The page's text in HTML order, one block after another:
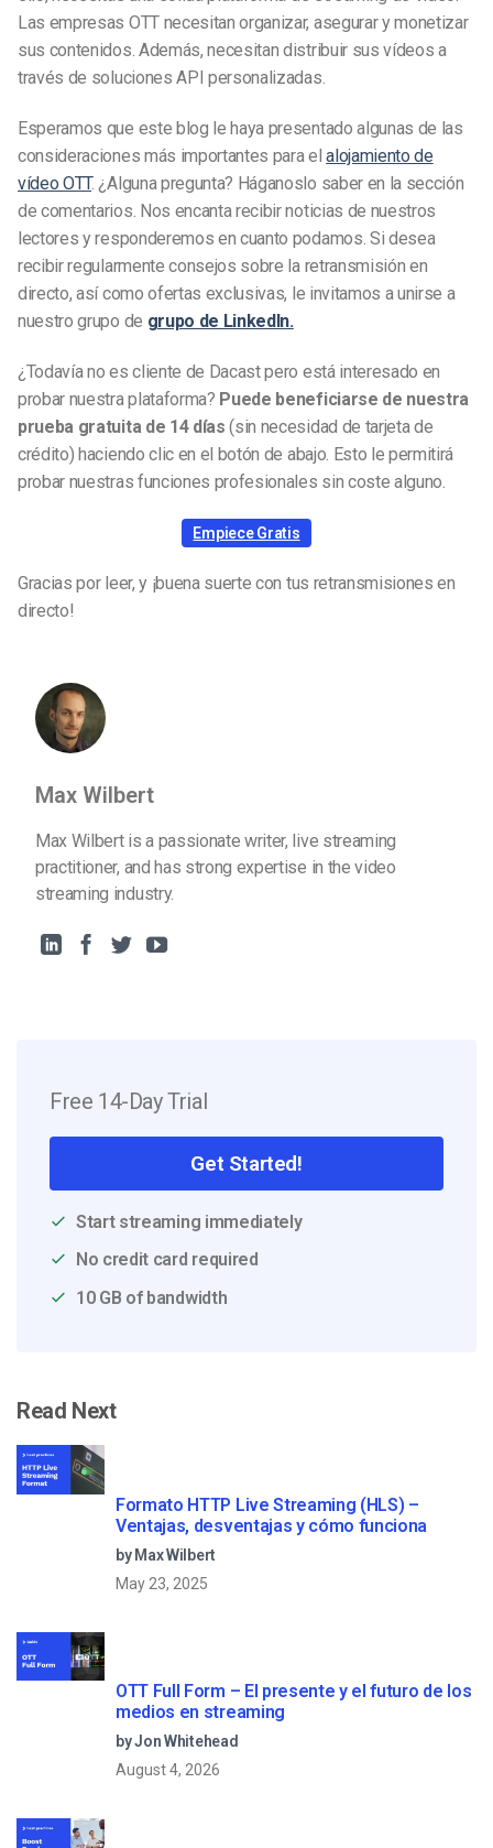
Las empresas OTT necesitan organizar, asegurar y monetizar
sus contenidos. Además, necesitan distribuir sus vídeos a
través de soluciones API personalizadas.
Esperamos que este blog le haya presentado algunas de las
consideraciones más importantes para elalojamiento de
vídeo OTT. ¿Alguna pregunta? Háganoslo saber en la sección
de comentarios. Nos encanta recibir noticias de nuestros
lectores y responderemos en cuanto podamos. Si desea
recibir regularmente consejos sobre la retransmisión en
directo, así como ofertas exclusivas, le invitamos a unirse a
nuestro grupo de grupo de LinkedIn.
¿Todavía no es cliente de Dacast pero está interesado en
probar nuestra plataforma? Puede beneficiarse de nuestra
prueba gratuita de 14 días (sin necesidad de tarjeta de
crédito) haciendo clic en el botón de abajo. Esto le permitirá
probar nuestras funciones profesionales sin coste alguno.
Empiece Gratis
Gracias por leer, y ¡buena suerte con tus retransmisiones en
directo!
Max Wilbert
Max Wilbert is a passionate writer, live streaming
practitioner, and has strong expertise in the video
streaming industry.
Free 14-Day Trial
Get Started!
Start streaming immediately
No credit card required
10 GB of bandwidth
Read Next
Formato HTTP Live Streaming (HLS) –
Ventajas, desventajas y cómo funciona
by Max Wilbert
May 23, 2025
OTT Full Form – El presente y el futuro de los
medios en streaming
by Jon Whitehead
August 4, 2026